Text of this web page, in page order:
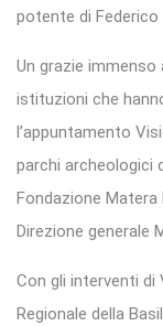
potente di Federico
Un grazie
istituzioni che
l’appuntamento
parchi archeologici
Fondazione
Direzione generale
Con gli interventi di
Regionale della